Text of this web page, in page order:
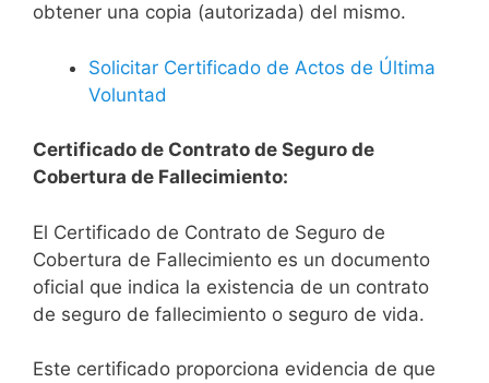
obtener una copia (autorizada) del mismo.
Solicitar Certificado de Actos de Última
Voluntad
Certificado de Contrato de Seguro de
Cobertura de Fallecimiento:
El Certificado de Contrato de Seguro de
Cobertura de Fallecimiento es un documento
oficial que indica la existencia de un contrato
de seguro de fallecimiento o seguro de vida.
Este certificado proporciona evidencia de que